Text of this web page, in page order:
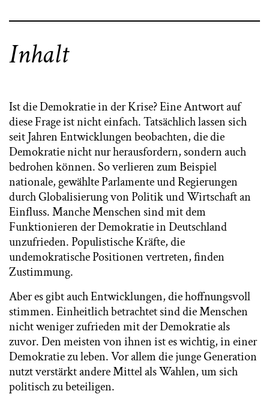
Inhalt
Ist die Demokratie in der Krise? Eine Antwort auf
diese Frage ist nicht einfach. Tatsächlich lassen sich
seit Jahren Entwicklungen beobachten, die die
Demokratie nicht nur herausfordern, sondern auch
bedrohen können. So verlieren zum Beispiel
nationale, gewählte Parlamente und Regierungen
durch Globalisierung von Politik und Wirtschaft an
Einfluss. Manche Menschen sind mit dem
Funktionieren der Demokratie in Deutschland
unzufrieden. Populistische Kräfte, die
undemokratische Positionen vertreten, finden
Zustimmung.
Aber es gibt auch Entwicklungen, die hoffnungsvoll
stimmen. Einheitlich betrachtet sind die Menschen
nicht weniger zufrieden mit der Demokratie als
zuvor. Den meisten von ihnen ist es wichtig, in einer
Demokratie zu leben. Vor allem die junge Generation
nutzt verstärkt andere Mittel als Wahlen, um sich
politisch zu beteiligen.